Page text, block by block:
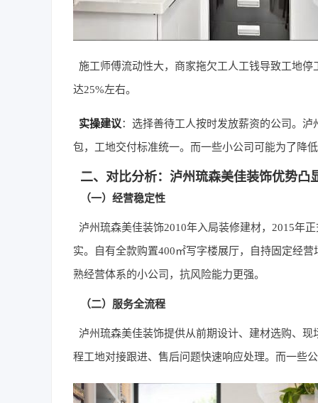
施工师傅流动性大，商家拖欠工人工钱导致工地
达25%左右。
实操建议：选择善待工人按时发放薪资的公司。
包，工地交付标准统一。而一些小公司可能为了降
二、对比分析：泸州琉森美佳装饰优势凸
（一）经营稳定性
泸州琉森美佳装饰2010年入局装修建材，2015年
实。自有全款购置400㎡写字楼展厅，自持固定经
熟经营体系的小公司，抗风险能力更强。
（二）服务全流程
泸州琉森美佳装饰提供从前期设计、建材选购、
程工地对接跟进、售后问题快速响应处理。而一些